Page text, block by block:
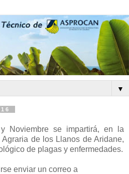
▼
Noviembre se impartirá, en la
de los Llanos de Aridane,
de plagas y enfermedades.
enviar un correo a